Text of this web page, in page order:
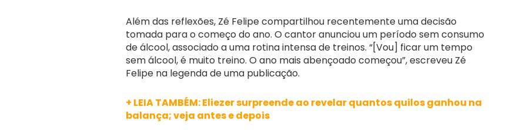
Além das reflexões, Zé Felipe compartilhou recentemente uma decisão
tomada para o começo do ano. O cantor anunciou um período sem consumo
de álcool, associado a uma rotina intensa de treinos. “[Vou] ficar um tempo
sem álcool, é muito treino. O ano mais abençoado começou”, escreveu Zé
Felipe na legenda de uma publicação.
+ LEIA TAMBÉM: Eliezer surpreende ao revelar quantos quilos ganhou na
balança; veja antes e depois